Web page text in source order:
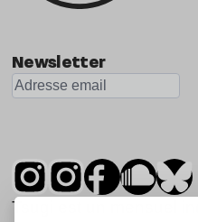
Newsletter
Tsugi est un mensuel